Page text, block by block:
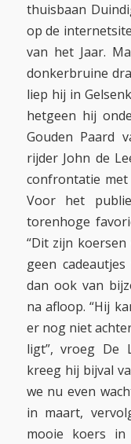
thuisbaan
op de
van het Jaar.
donkerbruine
liep hij in
hetgeen hij
Gouden Paard
rijder John de
confrontatie met
Voor het
torenhoge
“Dit zijn
geen
dan ook van
na afloop. “Hij
er nog niet
ligt”, vroeg De
kreeg hij bijval
we nu even
in maart,
mooie koers in